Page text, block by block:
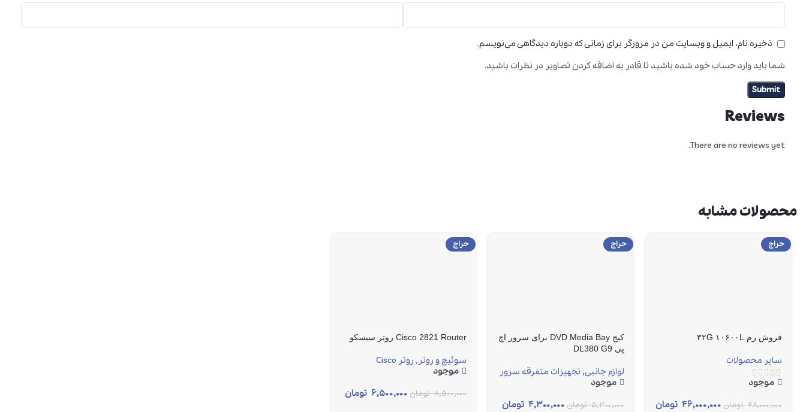
Reviews
There are no reviews yet.
ذخیره نام، ایمیل و وبسایت من در مرورگر برای زمانی که دوباره دیدگاهی می‌نویسم.
شما باید وارد حساب خود شده باشید تا قادر به اضافه کردن تصاویر در نظرات باشید.
محصولات مشابه
حراج
فروش رم ۳۲G ۱۰۶۰۰L
سایر محصولات
موجود
۴۸,۰۰۰,۰۰۰ تومان ۴۶,۰۰۰,۰۰۰ تومان
حراج
کیج DVD Media Bay برای سرور اچ
پی DL380 G9
لوازم جانبی, تجهیزات متفرقه سرور
موجود
۵,۳۰۰,۰۰۰ تومان ۴,۳۰۰,۰۰۰ تومان
حراج
Cisco 2821 Router روتر سیسکو
سوئیچ و روتر, روتر Cisco
موجود
۸,۵۰۰,۰۰۰ تومان ۶,۵۰۰,۰۰۰ تومان